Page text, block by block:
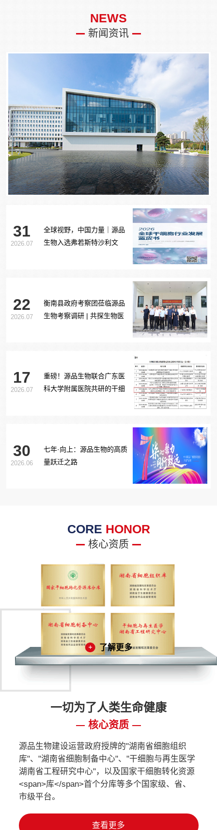
NEWS
新闻资讯
31
2026.07
全球视野，中国力量｜源品
生物入选弗若斯特沙利文
22
2026.07
衡南县政府考察团莅临源品
生物考察调研 | 共探生物医
17
2026.07
重磅！源品生物联合广东医
科大学附属医院共研的干细
30
2026.06
七年·向上：源品生物的高质
量跃迁之路
CORE HONOR
核心资质
了解更多
一切为了人类生命健康
核心资质
源品生物建设运营政府授牌的"湖南省细胞组织
库"、"湖南省细胞制备中心"、"干细胞与再生医学
湖南省工程研究中心"，以及国家干细胞转化资源
<span>库</span>首个分库等多个国家级、省、
市级平台。
查看更多